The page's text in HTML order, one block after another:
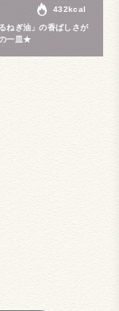
432kcal
るねぎ油」の香ばしさが
一皿★